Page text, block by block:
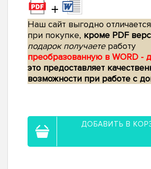
+
Наш сайт выгодно
при покупке, кроме PDF
подарок получаетеработу
преобразованную в WORD -
это предоставляет
возможности при работе с
ДОБАВИТЬ В